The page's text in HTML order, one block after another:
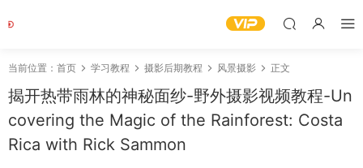
当前位置： 首页 学习教程 摄影后期教程 风景摄影 正文
揭开热带雨林的神秘面纱-野外摄影视频教程-Un
covering the Magic of the Rainforest: Costa
Rica with Rick Sammon